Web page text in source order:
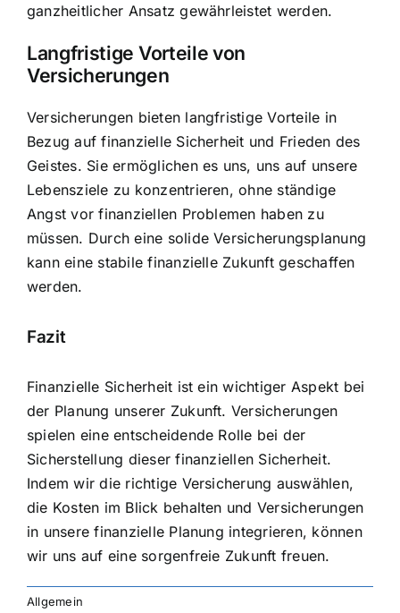
ganzheitlicher Ansatz gewährleistet werden.
Langfristige Vorteile von
Versicherungen
Versicherungen bieten langfristige Vorteile in
Bezug auf finanzielle Sicherheit und Frieden des
Geistes. Sie ermöglichen es uns, uns auf unsere
Lebensziele zu konzentrieren, ohne ständige
Angst vor finanziellen Problemen haben zu
müssen. Durch eine solide Versicherungsplanung
kann eine stabile finanzielle Zukunft geschaffen
werden.
Fazit
Finanzielle Sicherheit ist ein wichtiger Aspekt bei
der Planung unserer Zukunft. Versicherungen
spielen eine entscheidende Rolle bei der
Sicherstellung dieser finanziellen Sicherheit.
Indem wir die richtige Versicherung auswählen,
die Kosten im Blick behalten und Versicherungen
in unsere finanzielle Planung integrieren, können
wir uns auf eine sorgenfreie Zukunft freuen.
Allgemein